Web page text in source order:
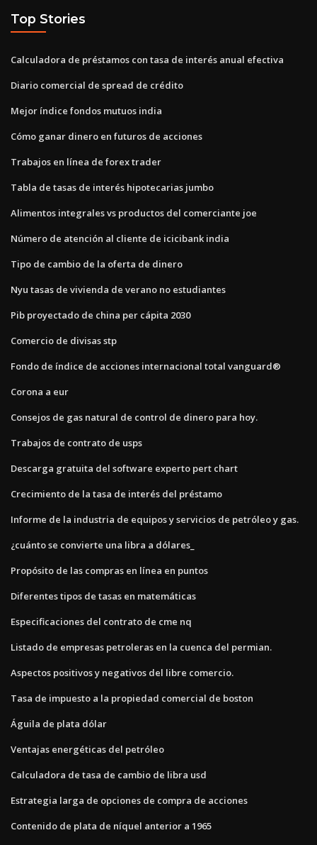
Top Stories
Calculadora de préstamos con tasa de interés anual efectiva
Diario comercial de spread de crédito
Mejor índice fondos mutuos india
Cómo ganar dinero en futuros de acciones
Trabajos en línea de forex trader
Tabla de tasas de interés hipotecarias jumbo
Alimentos integrales vs productos del comerciante joe
Número de atención al cliente de icicibank india
Tipo de cambio de la oferta de dinero
Nyu tasas de vivienda de verano no estudiantes
Pib proyectado de china per cápita 2030
Comercio de divisas stp
Fondo de índice de acciones internacional total vanguard®
Corona a eur
Consejos de gas natural de control de dinero para hoy.
Trabajos de contrato de usps
Descarga gratuita del software experto pert chart
Crecimiento de la tasa de interés del préstamo
Informe de la industria de equipos y servicios de petróleo y gas.
¿cuánto se convierte una libra a dólares_
Propósito de las compras en línea en puntos
Diferentes tipos de tasas en matemáticas
Especificaciones del contrato de cme nq
Listado de empresas petroleras en la cuenca del permian.
Aspectos positivos y negativos del libre comercio.
Tasa de impuesto a la propiedad comercial de boston
Águila de plata dólar
Ventajas energéticas del petróleo
Calculadora de tasa de cambio de libra usd
Estrategia larga de opciones de compra de acciones
Contenido de plata de níquel anterior a 1965